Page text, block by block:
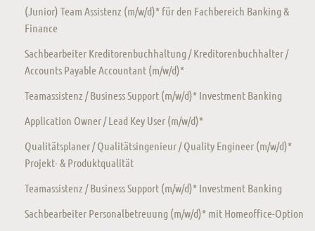
(Junior) Team Assistenz (m/w/d)* für den Fachbereich Banking &
Finance
Sachbearbeiter Kreditorenbuchhaltung / Kreditorenbuchhalter /
Accounts Payable Accountant (m/w/d)*
Teamassistenz / Business Support (m/w/d)* Investment Banking
Application Owner / Lead Key User (m/w/d)*
Qualitätsplaner / Qualitätsingenieur / Quality Engineer (m/w/d)*
Projekt- & Produktqualität
Teamassistenz / Business Support (m/w/d)* Investment Banking
Sachbearbeiter Personalbetreuung (m/w/d)* mit Homeoffice-Option